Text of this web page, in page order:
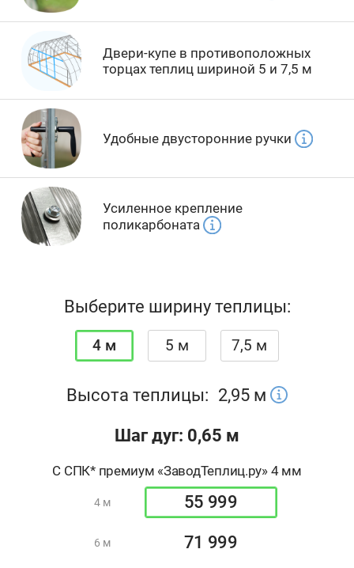
Двери-купе в противоположных
торцах теплиц шириной 5 и 7,5 м
Удобные двусторонние ручки
Усиленное крепление
поликарбоната
Выберите ширину теплицы:
4 м 5 м 7,5 м
Высота теплицы: 2,95м
Шаг дуг: 0,65 м
С СПК* премиум «ЗаводТеплиц.ру» 4 мм
4 м 55 999
6 м 71 999